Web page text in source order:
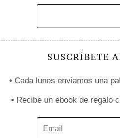
SUSCRÍBETE
•Cada lunes enviamos una
•Recibe un ebook de regalo